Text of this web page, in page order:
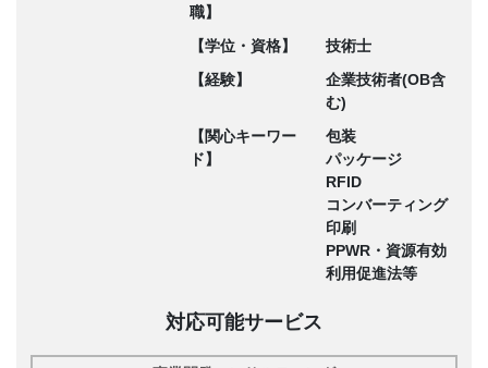
職】
【学位・資格】
技術士
【経験】
企業技術者(OB含
む)
【関心キーワー
ド】
包装
パッケージ
RFID
コンバーティング
印刷
PPWR・資源有効
利用促進法等
対応可能サービス